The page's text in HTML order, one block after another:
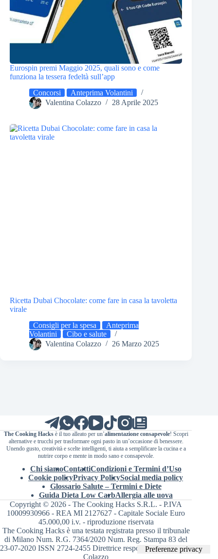
Eurospin premi Maggio 2025, quali sono e come
funziona la tessera fedeltà sull’app
Concorsi
Anteprima Volantini
Valentina Colazzo
28 Aprile 2025
Ricetta Dubai Chocolate: come fare in casa la tavoletta
virale
Consigli per la spesa
Anteprima
Volantini
Cibo e salute
Valentina Colazzo
26 Marzo 2025
The Cooking Hacksè il tuo alleato per un’alimentazione consapevole! Scopri
alternative e trucchi per trasformare ogni pasto in un’occasione di benessere.
Unendo gusto, creatività e scelte intelligenti, ti aiuta a semplificare la cucina e a
nutrire corpo e mente in modo sano e consapevole.
Chi siamoContattiCondizioni e Termini d’Uso
Cookie policyPrivacy PolicySocial media policy
Glossario Salute – Termini e Diete
Guida Dieta Low CarbAllergia alle uova
Copyright © 2026 - The Cooking Hacks S.R.L. - P.IVA
10009930966 - REA MI 2127627 - Capitale Sociale Euro
45.000,00 i.v. - riproduzione riservata
The Cooking Hacks è una testata registrata presso il tribunale
di Milano Num. R.G. 7364/2020 Num. Reg. Stampa 83 del
23-07-2020 ISSN 2724-2455 Direttrice responsabile Valentina
Colazzo